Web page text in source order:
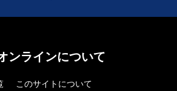
ンラインについて
このサイトについて